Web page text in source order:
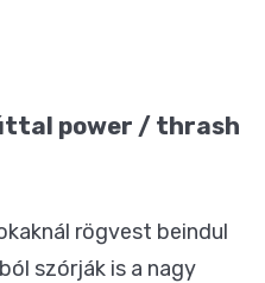
power / thrash
rögvest beindul
szórják is a nagy